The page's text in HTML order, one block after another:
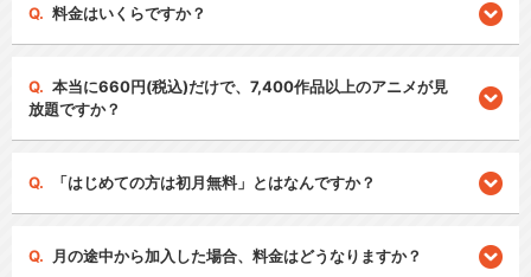
料金はいくらですか？
本当に660円(税込)だけで、7,400作品以上のアニメが見
放題ですか？
「はじめての方は初月無料」とはなんですか？
月の途中から加入した場合、料金はどうなりますか？